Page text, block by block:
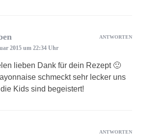
2015 um 22:34 Uhr
lieben Dank für dein Rezept 🙂
schmeckt sehr lecker uns
Kids sind begeistert!
ANTWORTEN
ANTWORTEN